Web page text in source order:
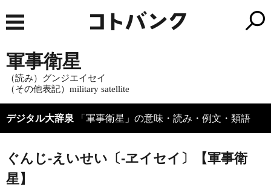
軍事衛星
（読み）グンジエイセイ
（その他表記）military satellite
デジタル大辞泉 「軍事衛星」の意味・読み・例文・類語
ぐんじ‐えいせい〔‐ヱイセイ〕【軍事衛
星】